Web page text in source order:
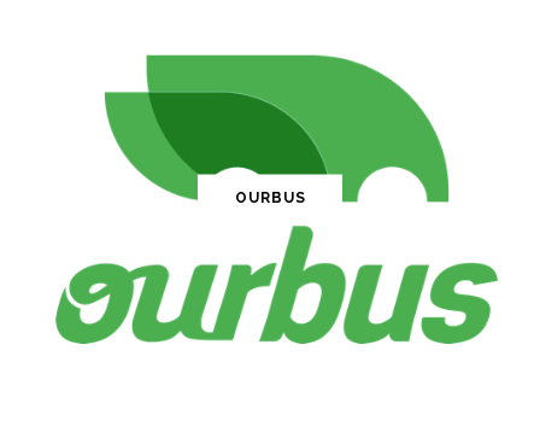
OURBUS